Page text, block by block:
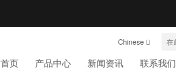
Chinese
首页 产品中心 新闻资讯 联系我们